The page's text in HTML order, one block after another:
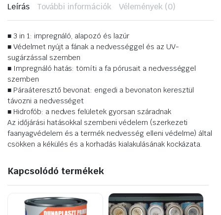
720)
Leírás További információk Vélemények (0)
■ 3 in 1: impregnáló, alapozó és lazúr
■ Védelmet nyújt a fának a nedvességgel és az UV-
sugárzással szemben
■ Impregnáló hatás: tömíti a fa pórusait a nedvességgel
szemben
■ Páraáteresztő bevonat: engedi a bevonaton keresztül
távozni a nedvességet
■ Hidrofób: a nedves felületek gyorsan száradnak
Az időjárási hatásokkal szembeni védelem (szerkezeti
faanyagvédelem és a termék nedvesség elleni védelme) által
csökken a kékülés és a korhadás kialakulásának kockázata.
Kapcsolódó termékek